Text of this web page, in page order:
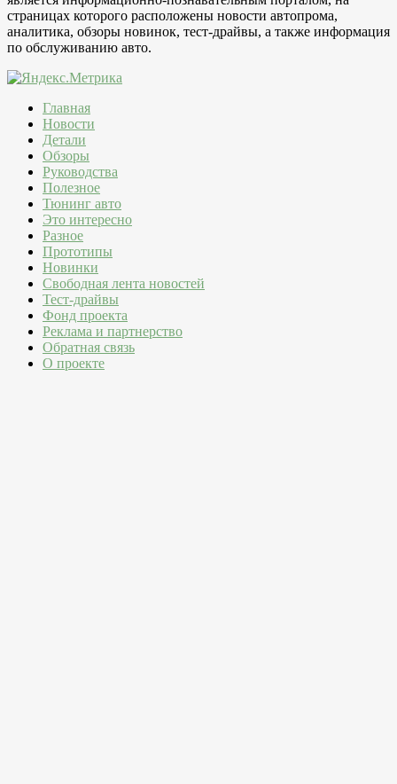
страницах которого расположены новости автопрома,
аналитика, обзоры новинок, тест-драйвы, а также информация
по обслуживанию авто.
Главная
Новости
Детали
Обзоры
Руководства
Полезное
Тюнинг авто
Это интересно
Разное
Прототипы
Новинки
Свободная лента новостей
Тест-драйвы
Фонд проекта
Реклама и партнерство
Обратная связь
О проекте